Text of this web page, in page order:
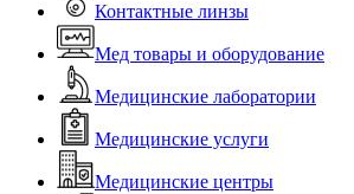
Контактные линзы
Мед товары и оборудование
Медицинские лаборатории
Медицинские услуги
Медицинские центры